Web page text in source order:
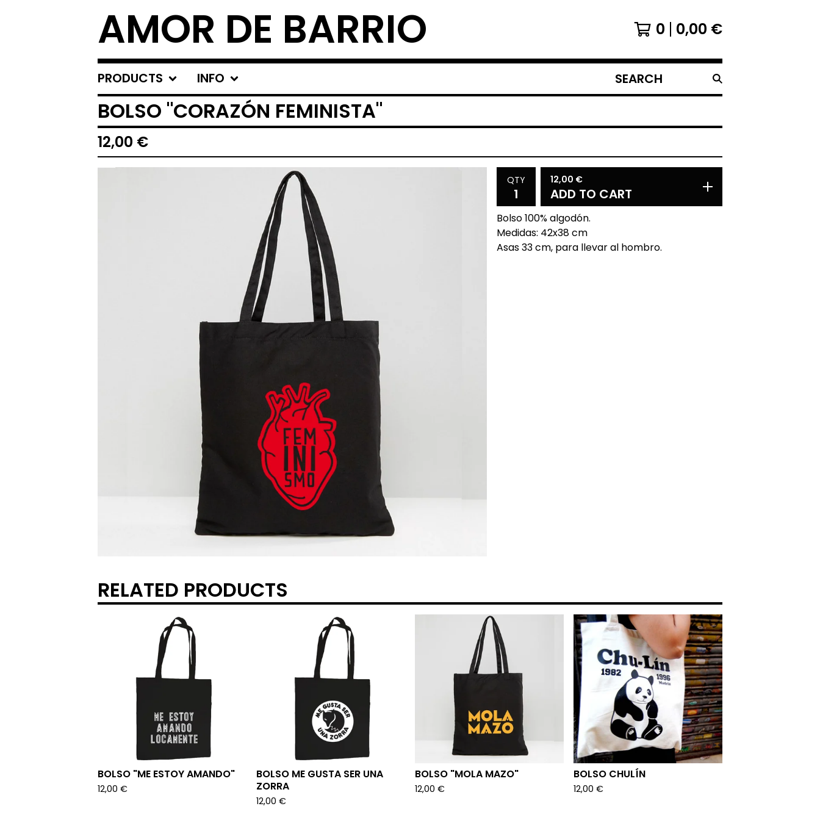
AMOR DE BARRIO 0 0,00 €
PRODUCTS INFO
SEARCH
PRODUCTS
BOLSO "CORAZÓN FEMINISTA"
12,00 €
QTY 12,00 €
ADD TO CART
Bolso 100% algodón.
Medidas: 42x38 cm
Asas 33 cm, para llevar al hombro.
RELATED PRODUCTS
BOLSO "ME ESTOY AMANDO"
12,00 €
BOLSO ME GUSTA SER UNA
ZORRA
12,00 €
BOLSO "MOLA MAZO"
12,00 €
BOLSO CHULÍN
12,00 €